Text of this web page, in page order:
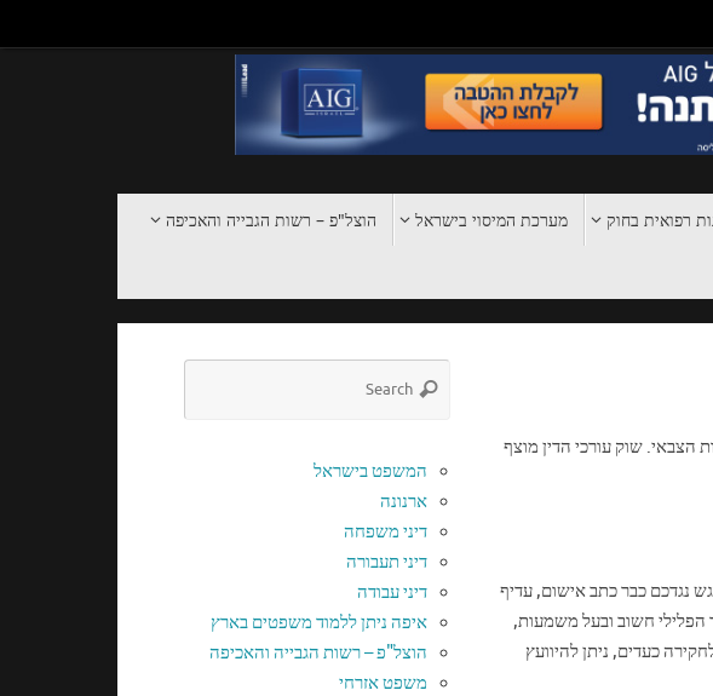
רפואית בחוק מערכת המיסוי בישראל הוצל"פ – רשות הגבייה והאכיפה
הצבאי. שוק עורכי הדין מוצף
נגדכם כבר כתב אישום, עדיף
הפלילי חשוב ובעל משמעות,
כעדים, ניתן להיוועץ
המשפט בישראל
ארנונה
דיני משפחה
דיני תעבורה
דיני עבודה
איפה ניתן ללמוד משפטים בארץ
הוצל"פ – רשות הגבייה והאכיפה
משפט אזרחי